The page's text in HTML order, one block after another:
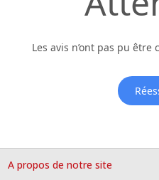
Les avis n’ont pas pu être
A propos de notre site